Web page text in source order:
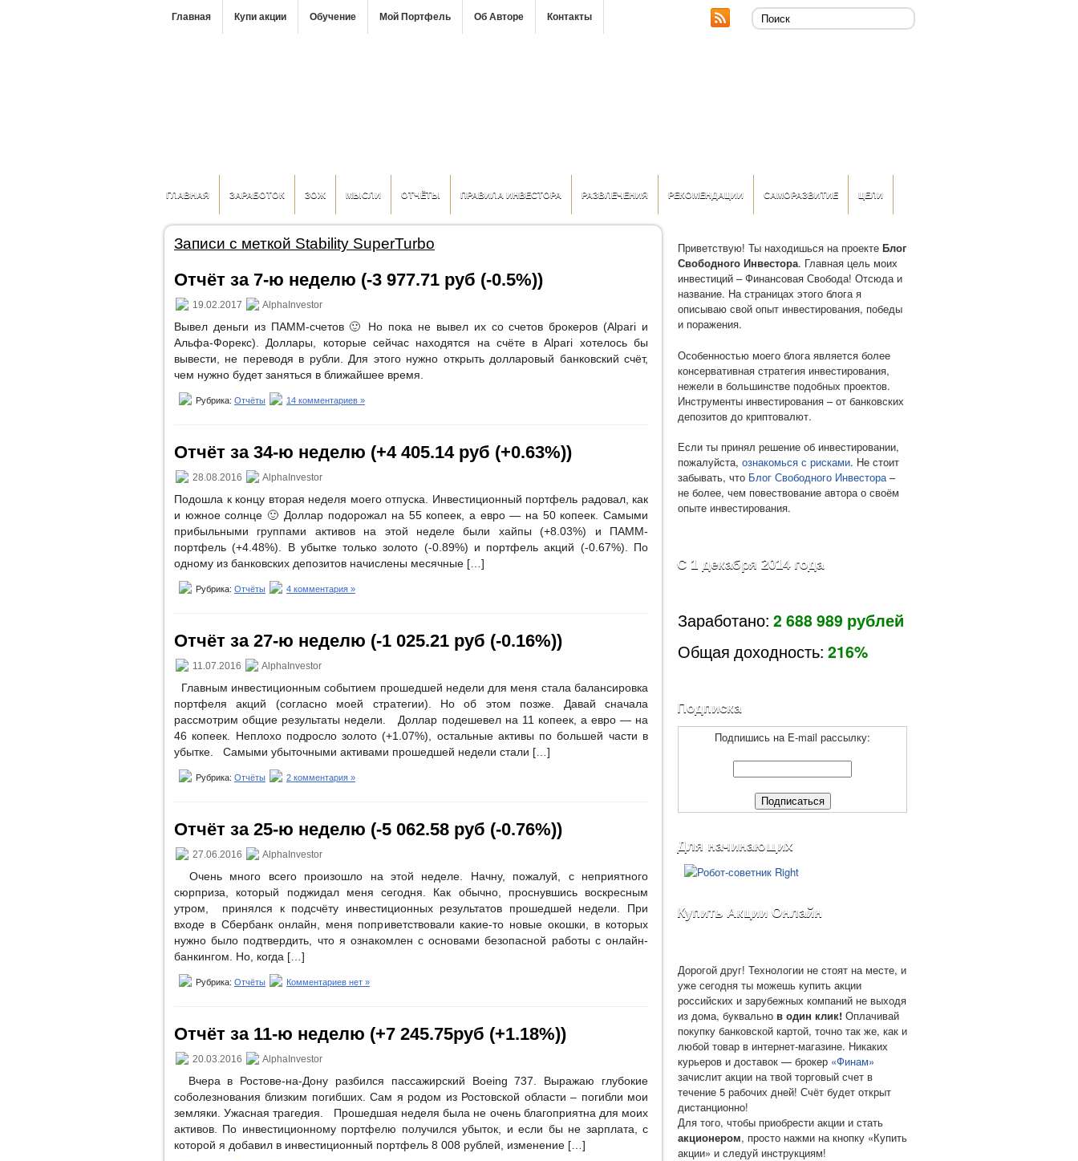
Главная Купи акции Обучение Мой Портфель Об Авторе Контакты
ГЛАВНАЯ ЗАРАБОТОК ЗОЖ МЫСЛИ ОТЧЁТЫ ПРАВИЛА ИНВЕСТОРА РАЗВЛЕЧЕНИЯ РЕКОМЕНДАЦИИ САМОРАЗВИТИЕ ЦЕЛИ
Записи с меткой Stability SuperTurbo
Отчёт за 7-ю неделю (-3 977.71 руб (-0.5%))
19.02.2017 AlphaInvestor
Вывел деньги из ПАММ-счетов 🙂 Но пока не вывел их со счетов брокеров (Alpari и
Альфа-Форекс). Доллары, которые сейчас находятся на счёте в Alpari хотелось бы
вывести, не переводя в рубли. Для этого нужно открыть долларовый банковский счёт,
чем нужно будет заняться в ближайшее время.
Рубрика: Отчёты 14 комментариев »
Отчёт за 34-ю неделю (+4 405.14 руб (+0.63%))
28.08.2016 AlphaInvestor
Подошла к концу вторая неделя моего отпуска. Инвестиционный портфель радовал, как
и южное солнце 🙂 Доллар подорожал на 55 копеек, а евро — на 50 копеек. Самыми
прибыльными группами активов на этой неделе были хайпы (+8.03%) и ПАММ-
портфель (+4.48%). В убытке только золото (-0.89%) и портфель акций (-0.67%). По
одному из банковских депозитов начислены месячные […]
Рубрика: Отчёты 4 комментария »
Отчёт за 27-ю неделю (-1 025.21 руб (-0.16%))
11.07.2016 AlphaInvestor
Главным инвестиционным событием прошедшей недели для меня стала балансировка
портфеля акций (согласно моей стратегии). Но об этом позже. Давай сначала
рассмотрим общие результаты недели. Доллар подешевел на 11 копеек, а евро — на
46 копеек. Неплохо подросло золото (+1.07%), остальные активы по большей части в
убытке. Самыми убыточными активами прошедшей недели стали […]
Рубрика: Отчёты 2 комментария »
Отчёт за 25-ю неделю (-5 062.58 руб (-0.76%))
27.06.2016 AlphaInvestor
Очень много всего произошло на этой неделе. Начну, пожалуй, с неприятного
сюрприза, который поджидал меня сегодня. Как обычно, проснувшись воскресным
утром, принялся к подсчёту инвестиционных результатов прошедшей недели. При
входе в Сбербанк онлайн, меня поприветствовали какие-то новые окошки, в которых
нужно было подтвердить, что я ознакомлен с основами безопасной работы с онлайн-
банкингом. Но, когда […]
Рубрика: Отчёты Комментариев нет »
Отчёт за 11-ю неделю (+7 245.75руб (+1.18%))
20.03.2016 AlphaInvestor
Вчера в Ростове-на-Дону разбился пассажирский Boeing 737. Выражаю глубокие
соболезнования близким погибших. Сам я родом из Ростовской области – погибли мои
земляки. Ужасная трагедия. Прошедшая неделя была не очень благоприятна для моих
активов. По инвестиционному портфелю получился убыток, и если бы не зарплата, с
которой я добавил в инвестиционный портфель 8 008 рублей, изменение […]
Приветствую! Ты находишься на проекте Блог
Свободного Инвестора. Главная цель моих
инвестиций – Финансовая Свобода! Отсюда и
название. На страницах этого блога я
описываю свой опыт инвестирования, победы
и поражения.
Особенностью моего блога является более
консервативная стратегия инвестирования,
нежели в большинстве подобных проектов.
Инструменты инвестирования – от банковских
депозитов до криптовалют.
Если ты принял решение об инвестировании,
пожалуйста, ознакомься с рисками. Не стоит
забывать, что Блог Свободного Инвестора–
не более, чем повествование автора о своём
опыте инвестирования.
С 1 декабря 2014 года
Заработано: 2 688 989 рублей
Общая доходность: 216%
Подписка
Подпишись на E-mail рассылку:
Для начинающих
Купить Акции Онлайн
Дорогой друг! Технологии не стоят на месте, и
уже сегодня ты можешь купить акции
российских и зарубежных компаний не выходя
из дома, буквально в один клик! Оплачивай
покупку банковской картой, точно так же, как и
любой товар в интернет-магазине. Никаких
курьеров и доставок — брокер «Финам»
зачислит акции на твой торговый счет в
течение 5 рабочих дней! Счёт будет открыт
дистанционно!
Для того, чтобы приобрести акции и стать
акционером, просто нажми на кнопку «Купить
акции» и следуй инструкциям!